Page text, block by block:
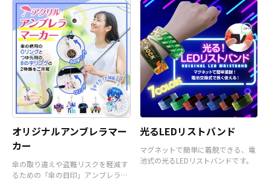
オリジナルアンブレラマー
カー
傘の取り違えや盗難リスクを軽減す
るための「傘の目印」アンブレラマ
光るLEDリストバンド
マグネットで簡単に着脱できる、電
池式の光るLEDリストバンドです。